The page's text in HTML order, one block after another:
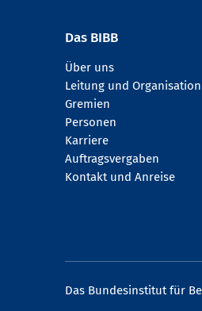
Das BIBB
Über uns
Leitung und Organisation
Gremien
Personen
Karriere
Auftragsvergaben
Kontakt und Anreise
Das Bundesinstitut für